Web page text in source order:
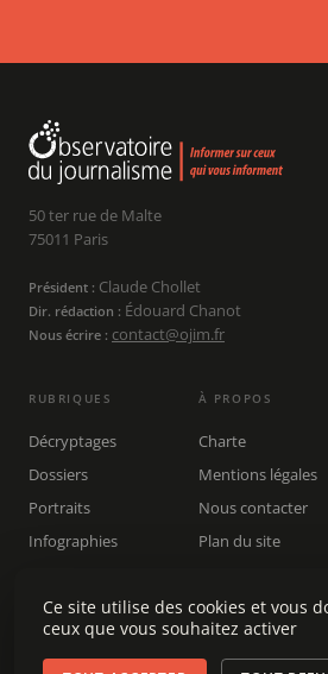
50 ter rue de Malte
75011 Paris
Président : Claude Chollet
Dir. rédaction : Édouard Chanot
Nous écrire : contact@ojim.fr
RUBRIQUES
Décryptages
Dossiers
Portraits
Infographies
Rechercher
À PROPOS
Charte
Mentions légales
Nous contacter
Plan du site
Ce site utilise des cookies et vous
ceux que vous souhaitez activer